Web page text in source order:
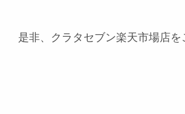
是非、クラタセブン楽天市場店を